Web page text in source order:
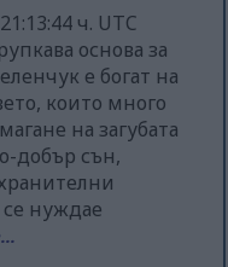
ч. UTC
основа за
е богат на
които много
на загубата
добър сън,
се нуждае